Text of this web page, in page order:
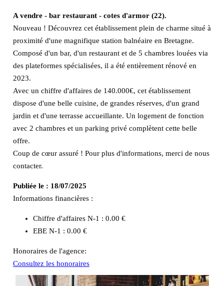
A vendre - bar restaurant - cotes d'armor (22).
Nouveau ! Découvrez cet établissement plein de charme situé à
proximité d'une magnifique station balnéaire en Bretagne.
Composé d'un bar, d'un restaurant et de 5 chambres louées via
des plateformes spécialisées, il a été entièrement rénové en
2023.
Avec un chiffre d'affaires de 140.000€, cet établissement
dispose d'une belle cuisine, de grandes réserves, d'un grand
jardin et d'une terrasse accueillante. Un logement de fonction
avec 2 chambres et un parking privé complètent cette belle
offre.
Coup de cœur assuré ! Pour plus d'informations, merci de nous
contacter.
Publiée le : 18/07/2025
Informations financières :
Chiffre d'affaires N-1 : 0.00 €
EBE N-1 : 0.00 €
Honoraires de l'agence:
Consultez les honoraires